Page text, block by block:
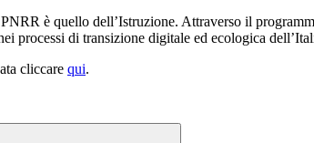
è quello dell’Istruzione. Attraverso il
processi di transizione digitale ed ecologica
cliccare qui.